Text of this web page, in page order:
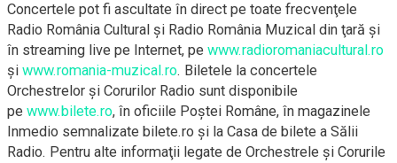
Concertele pot fi ascultate în direct pe toate frecvenţele
Radio România Cultural şi Radio România Muzical din ţară şi
în streaming live pe Internet, pe www.radioromaniacultural.ro
și www.romania-muzical.ro. Biletele la concertele
Orchestrelor şi Corurilor Radio sunt disponibile
pe www.bilete.ro, în oficiile Poştei Române, în magazinele
Inmedio semnalizate bilete.ro şi la Casa de bilete a Sălii
Radio. Pentru alte informaţii legate de Orchestrele şi Corurile